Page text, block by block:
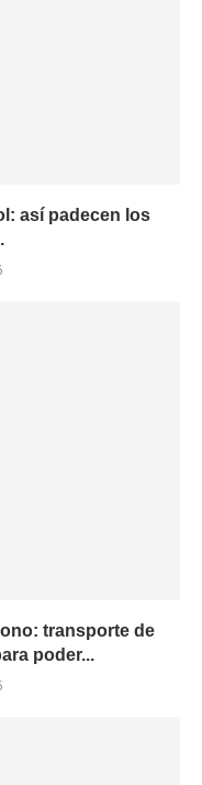
así padecen los
transporte de
poder...